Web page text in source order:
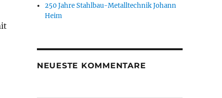
Wahlen“
250 Jahre Stahlbau-Metalltechnik Johann
Heim
NEUESTE KOMMENTARE